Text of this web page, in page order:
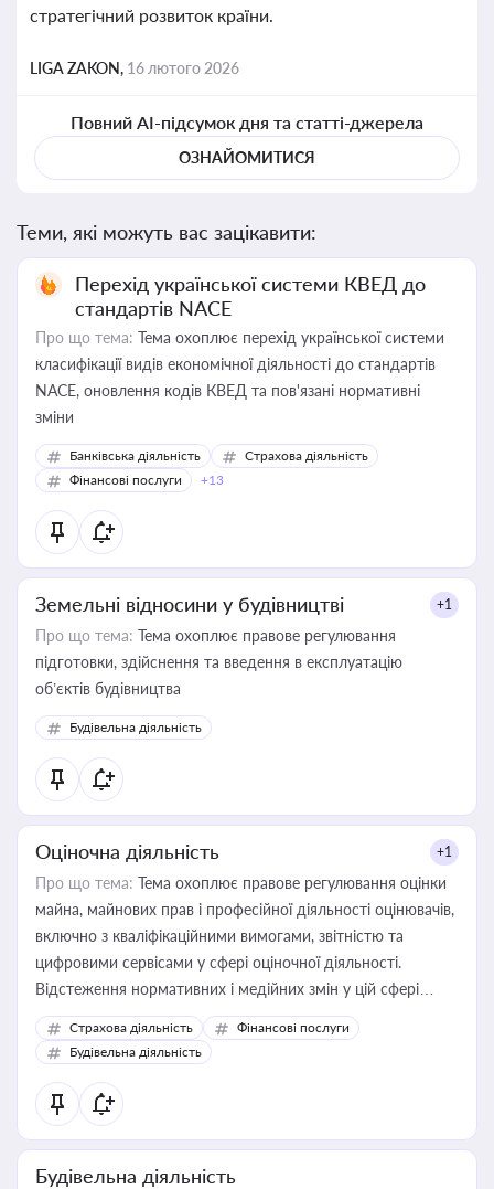
стратегічний розвиток країни.
LIGA ZAKON, 16 лютого 2026
Повний AI-підсумок дня та статті-джерела
ОЗНАЙОМИТИСЯ
Теми, які можуть вас зацікавити:
Перехід української системи КВЕД до
стандартів NACE
Про що тема: Тема охоплює перехід української системи
класифікації видів економічної діяльності до стандартів
NACE, оновлення кодів КВЕД та пов'язані нормативні
зміни
Банківська діяльність
Страхова діяльність
Фінансові послуги
+13
Земельні відносини у будівництві +1
Про що тема: Тема охоплює правове регулювання
підготовки, здійснення та введення в експлуатацію
об’єктів будівництва
Будівельна діяльність
Оціночна діяльність +1
Про що тема: Тема охоплює правове регулювання оцінки
майна, майнових прав і професійної діяльності оцінювачів,
включно з кваліфікаційними вимогами, звітністю та
цифровими сервісами у сфері оціночної діяльності.
Відстеження нормативних і медійних змін у цій сфері
корисне для власника бізнесу, керівника, юриста або
бухгалтера під час оподаткування, приватизації, оренди
державного майна, корпоративних угод і перевірки
статусу суб'єктів оціночної діяльності
Страхова діяльність
Фінансові послуги
Будівельна діяльність
Будівельна діяльність